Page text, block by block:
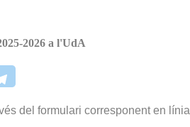
2026 a l'UdA
del formulari corresponent en línia